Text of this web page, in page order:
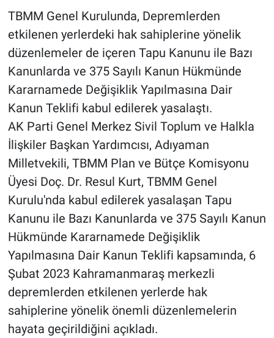
TBMM Genel Kurulunda, Depremlerden
etkilenen yerlerdeki hak sahiplerine yönelik
düzenlemeler de içeren Tapu Kanunu ile Bazı
Kanunlarda ve 375 Sayılı Kanun Hükmünde
Kararnamede Değişiklik Yapılmasına Dair
Kanun Teklifi kabul edilerek yasalaştı.
AK Parti Genel Merkez Sivil Toplum ve Halkla
İlişkiler Başkan Yardımcısı, Adıyaman
Milletvekili, TBMM Plan ve Bütçe Komisyonu
Üyesi Doç. Dr. Resul Kurt, TBMM Genel
Kurulu'nda kabul edilerek yasalaşan Tapu
Kanunu ile Bazı Kanunlarda ve 375 Sayılı Kanun
Hükmünde Kararnamede Değişiklik
Yapılmasına Dair Kanun Teklifi kapsamında, 6
Şubat 2023 Kahramanmaraş merkezli
depremlerden etkilenen yerlerde hak
sahiplerine yönelik önemli düzenlemelerin
hayata geçirildiğini açıkladı.